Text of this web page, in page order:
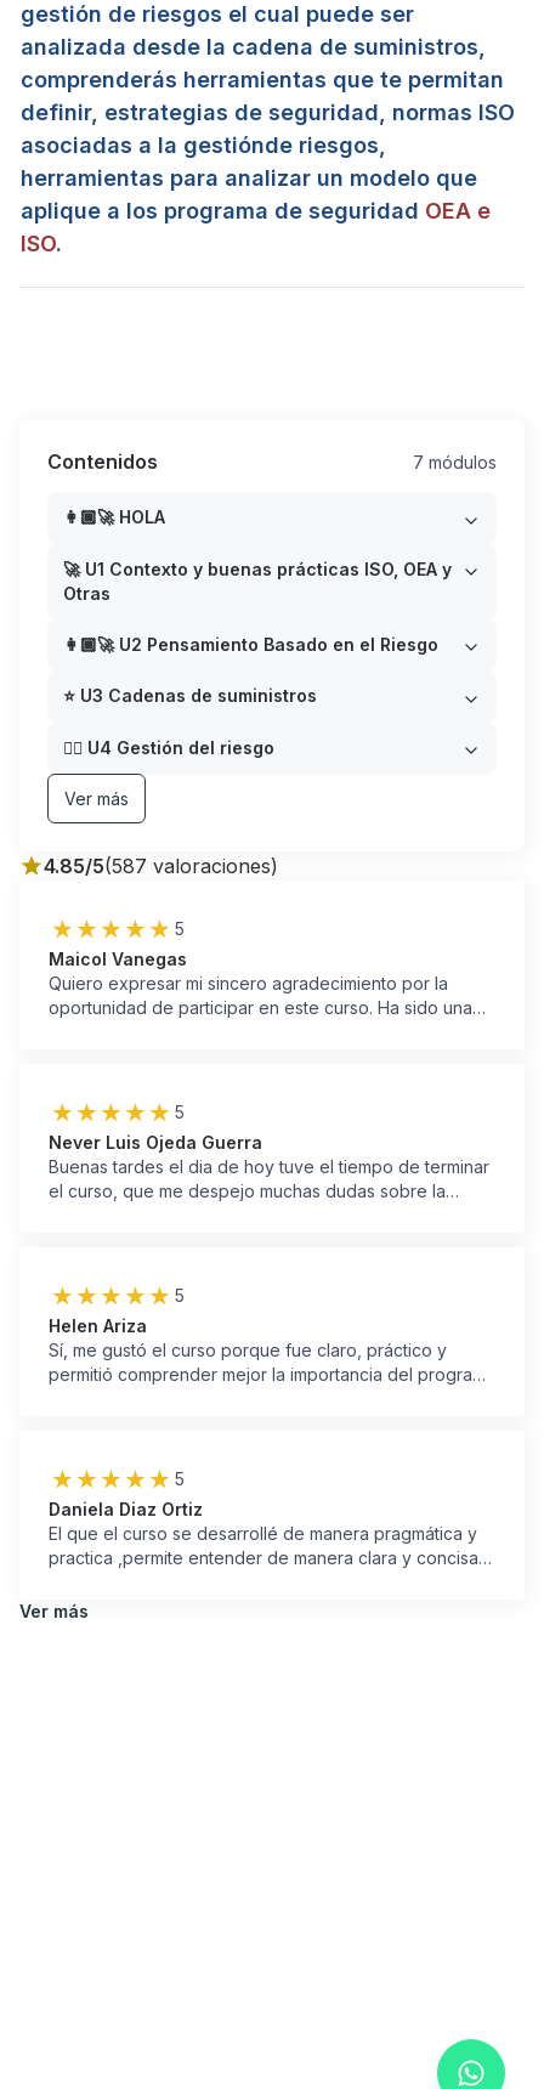
gestión de riesgos el cual puede ser
analizada desde la cadena de suministros
comprenderás herramientas que te permitan
definir, estrategias de seguridad, normas ISO
asociadas a la gestiónde riesgos,
herramientas para analizar un modelo que
aplique a los programa de seguridad OEA e
ISO.
Contenidos 7 módulos
👩🏾‍🚀 HOLA
🚀 U1 Contexto y buenas prácticas ISO, OEA y
Otras
👩🏾‍🚀 U2 Pensamiento Basado en el Riesgo
⭐ U3 Cadenas de suministros
👉🏽 U4 Gestión del riesgo
Ver más
4.85/5(587 valoraciones)
5
Maicol Vanegas
Quiero expresar mi sincero agradecimiento por la
oportunidad de participar en este curso. Ha sido una
que el aprendizaje fuera aún más enriquecedor. Estoy
realmente satisfecho con todo lo que he ap
5
Never Luis Ojeda Guerra
Buenas tardes el dia de hoy tuve el tiempo de terminar
el curso, que me despejo muchas dudas sobre la
bien explicados, muchas gracias Leonardo por
ayudarme a mi formación para ser mejor.
5
Helen Ariza
Sí, me gustó el curso porque fue claro, práctico y
permitió comprender mejor la importancia del programa
las empresas y conocer los beneficios de implementar
buenas prácticas de seguridad.
5
Daniela Diaz Ortiz
El que el curso se desarrollé de manera pragmática y
practica ,permite entender de manera clara y concisa
gestión de riesgos para la cadena de suministro en
Ver más